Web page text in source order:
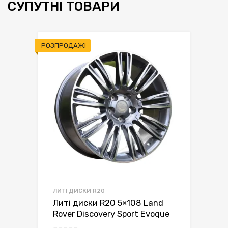
СУПУТНІ ТОВАРИ
РОЗПРОДАЖ!
ЛИТІ ДИСКИ R20
Литі диски R20 5×108 Land
Rover Discovery Sport Evoque